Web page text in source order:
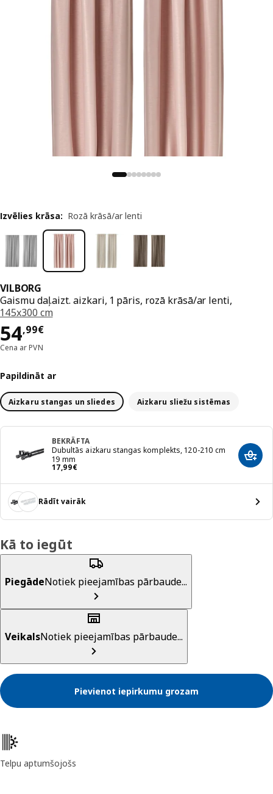
VILBORG
Gaismu daļ.aizt. aizkari, 1 pāris, rozā krāsā/ar lenti,
145x300 cm
54,99€
Cena 54,99€
Cena ar PVN
Izvēlies krāsa: Rozā krāsā/ar lenti
Papildināt ar
Aizkaru stangas un sliedes Aizkaru sliežu sistēmas
BEKRÄFTA
Dubultās aizkaru stangas komplekts, 120-210 cm
19 mm
17,99€
Cena 17,99€
Rādīt vairāk
Kā to iegūt
PiegādeNotiek pieejamības pārbaude...
VeikalsNotiek pieejamības pārbaude...
Pievienot iepirkumu grozam
Preces īpašības
Telpu aptumšojošs